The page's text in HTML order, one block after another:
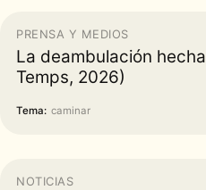
PRENSA Y MEDIOS
La deambulación
Temps, 2026)
Tema: caminar
NOTICIAS